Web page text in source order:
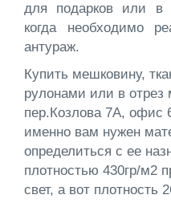
для подарков или в
когда необходимо
антураж.
Купить мешковину,
рулонами или в
пер.Козлова 7А, офис
именно вам нужен
определиться с ее
плотностью 430гр/м2
свет, а вот плотность